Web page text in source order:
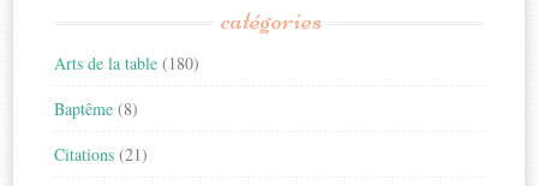
catégories
Arts de la table (180)
Baptême (8)
Citations (21)